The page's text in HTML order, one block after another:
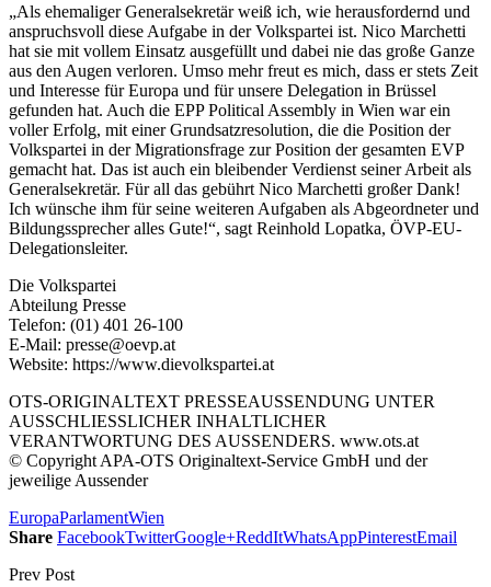
„Als ehemaliger Generalsekretär weiß ich, wie herausfordernd und
anspruchsvoll diese Aufgabe in der Volkspartei ist. Nico Marchetti
hat sie mit vollem Einsatz ausgefüllt und dabei nie das große Ganze
aus den Augen verloren. Umso mehr freut es mich, dass er stets Zeit
und Interesse für Europa und für unsere Delegation in Brüssel
gefunden hat. Auch die EPP Political Assembly in Wien war ein
voller Erfolg, mit einer Grundsatzresolution, die die Position der
Volkspartei in der Migrationsfrage zur Position der gesamten EVP
gemacht hat. Das ist auch ein bleibender Verdienst seiner Arbeit als
Generalsekretär. Für all das gebührt Nico Marchetti großer Dank!
Ich wünsche ihm für seine weiteren Aufgaben als Abgeordneter und
Bildungssprecher alles Gute!“, sagt Reinhold Lopatka, ÖVP-EU-
Delegationsleiter.
Die Volkspartei
Abteilung Presse
Telefon: (01) 401 26-100
E-Mail: presse@oevp.at
Website: https://www.dievolkspartei.at
OTS-ORIGINALTEXT PRESSEAUSSENDUNG UNTER
AUSSCHLIESSLICHER INHALTLICHER
VERANTWORTUNG DES AUSSENDERS. www.ots.at
© Copyright APA-OTS Originaltext-Service GmbH und der
jeweilige Aussender
EuropaParlamentWien
Share FacebookTwitterGoogle+ReddItWhatsAppPinterestEmail
Prev Post